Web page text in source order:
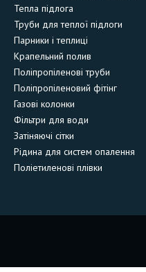
Тепла підлога
Труби для теплої підлоги
Парники і теплиці
Крапельний полив
Поліпропіленові труби
Поліпропіленовий фітінг
Газові колонки
Фільтри для води
Затіняючі сітки
Рідина для систем опалення
Поліетиленові плівки